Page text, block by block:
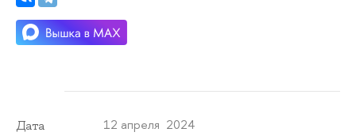
Дата 12 апреля 2024